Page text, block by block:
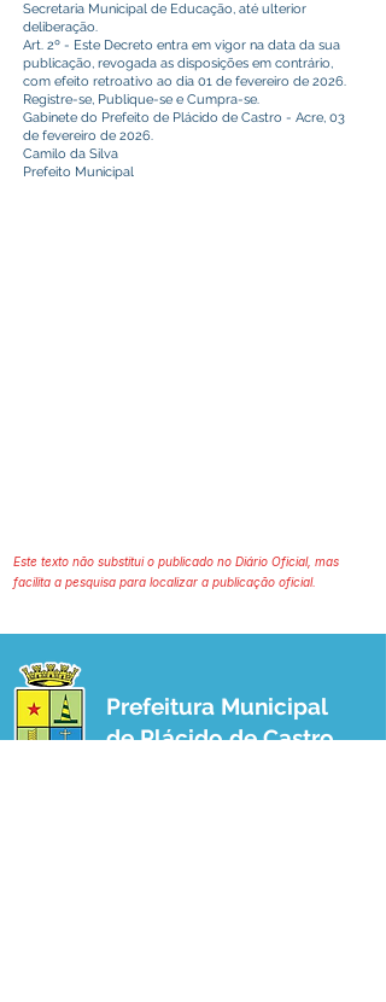
Secretaria Municipal de Educação, até ulterior
deliberação.
Art. 2º - Este Decreto entra em vigor na data da sua
publicação, revogada as disposições em contrário,
com efeito retroativo ao dia 01 de fevereiro de 2026.
Registre-se, Publique-se e Cumpra-se.
Gabinete do Prefeito de Plácido de Castro - Acre, 03
de fevereiro de 2026.
Camilo da Silva
Prefeito Municipal
Este texto não substitui o publicado no Diário Oficial, mas
facilita a pesquisa para localizar a publicação oficial.
Prefeitura Municipal
de Plácido de Castro